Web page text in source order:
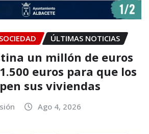
SOCIEDAD ÚLTIMAS NOTICIAS
un millón de euros
euros para que los
sus viviendas
Ago 4, 2026